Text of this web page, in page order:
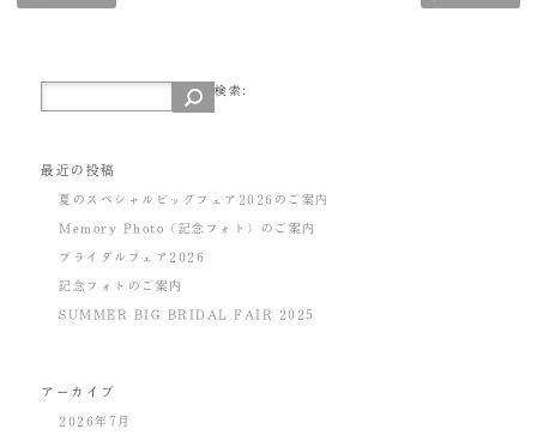
検索:
最近の投稿
夏のスペシャルビッグフェア2026のご案内
Memory Photo（記念フォト）のご案内
ブライダルフェア2026
記念フォトのご案内
SUMMER BIG BRIDAL FAIR 2025
アーカイブ
2026年7月